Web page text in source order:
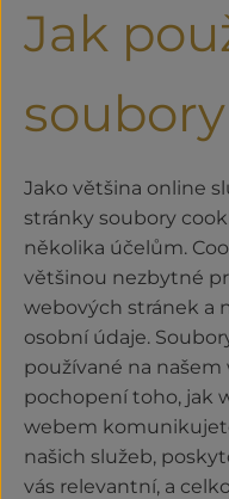
Jak
Jako většina online
stránky soubory
několika účelům.
většinou nezbytné
webových stránek a
osobní údaje.
používané na
pochopení toho, jak
webem
našich služeb,
vás relevantní, a